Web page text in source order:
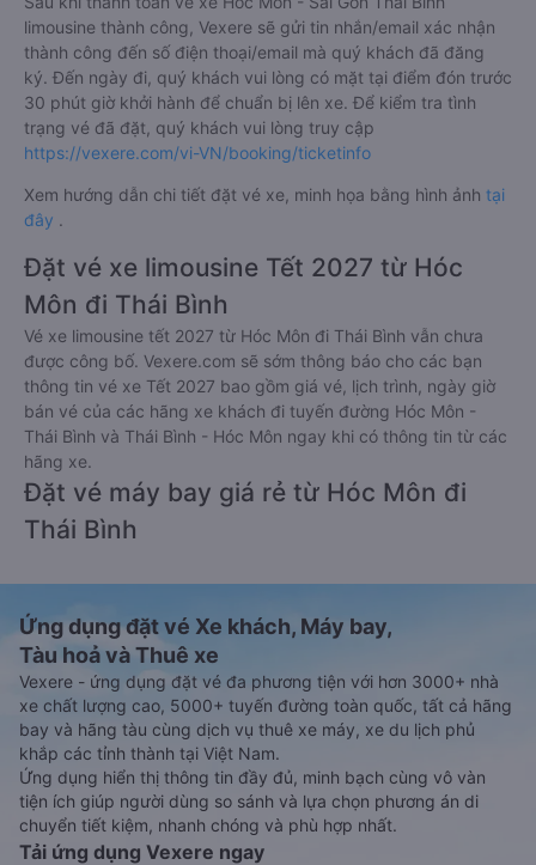
limousine thành công, Vexere sẽ gửi tin nhắn/email xác nhận
thành công đến số điện thoại/email mà quý khách đã đăng
ký. Đến ngày đi, quý khách vui lòng có mặt tại điểm đón trước
30 phút giờ khởi hành để chuẩn bị lên xe. Để kiểm tra tình
trạng vé đã đặt, quý khách vui lòng truy cập
https://vexere.com/vi-VN/booking/ticketinfo
Xem hướng dẫn chi tiết đặt vé xe, minh họa bằng hình ảnh tại
đây .
Đặt vé xe limousine Tết 2027 từ Hóc
Môn đi Thái Bình
Vé xe limousine tết 2027 từ Hóc Môn đi Thái Bình vẫn chưa
được công bố. Vexere.com sẽ sớm thông báo cho các bạn
thông tin vé xe Tết 2027 bao gồm giá vé, lịch trình, ngày giờ
bán vé của các hãng xe khách đi tuyến đường Hóc Môn -
Thái Bình và Thái Bình - Hóc Môn ngay khi có thông tin từ các
hãng xe.
Đặt vé máy bay giá rẻ từ Hóc Môn đi
Thái Bình
Ứng dụng đặt vé Xe khách, Máy bay,
Tàu hoả và Thuê xe
Vexere - ứng dụng đặt vé đa phương tiện với hơn 3000+ nhà
xe chất lượng cao, 5000+ tuyến đường toàn quốc, tất cả hãng
bay và hãng tàu cùng dịch vụ thuê xe máy, xe du lịch phủ
khắp các tỉnh thành tại Việt Nam.
Ứng dụng hiển thị thông tin đầy đủ, minh bạch cùng vô vàn
tiện ích giúp người dùng so sánh và lựa chọn phương án di
chuyển tiết kiệm, nhanh chóng và phù hợp nhất.
Tải ứng dụng Vexere ngay